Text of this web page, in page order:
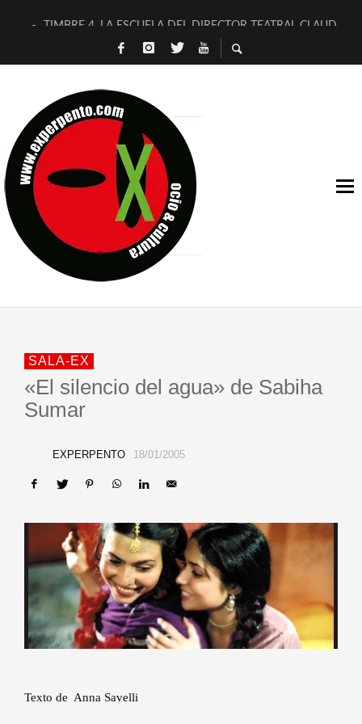
TIMBRE 4, LA ESCUELA DEL DIRECTOR TEATRAL CLAUDIO
30 AÑOS (NO ES NADA) DE LA KATARSIS DEL TOMATAZO
D’BALDOMEROS REINVENTAN [BITÁCORA 3.0] EN EXVITA
MARSHALL FLASH PRESENTA EN EXVITA [RELATIVA
JOFRE BARDAGÍ EN EXVITA INTERPRETANDO A SERRAT
YORCH PRESENTA [CURSO DE ARMONÍA PERSECUTORIA]
MAGALÍ SARE NOS EXPLICA [DESCASADA]
«NO TENGO PUTOS SUEÑOS»
SALA-EX
«El silencio del agua» de Sabiha
Sumar
EXPERPENTO 18/01/2005
Texto de Anna Savelli